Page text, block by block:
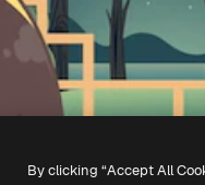
By clicking “Accept All